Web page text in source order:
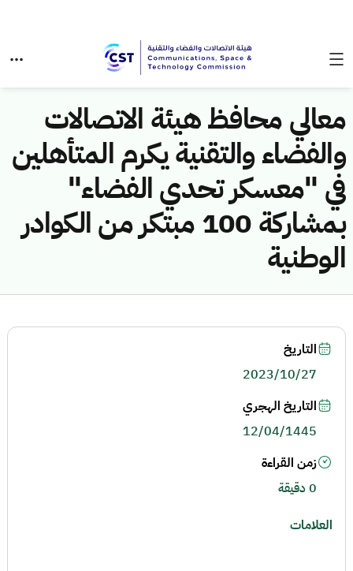
معالي محافظ هيئة الاتصالات
والفضاء والتقنية يكرم المتأهلين
في "معسكر تحدي الفضاء"
بمشاركة 100 مبتكر من الكوادر
الوطنية
التاريخ
2023/10/27
التاريخ الهجري
12/04/1445
زمن القراءة
0 دقيقة
العلامات